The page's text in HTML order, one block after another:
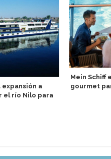
expansión a
el río Nilo para
Mein Schiff
gourmet